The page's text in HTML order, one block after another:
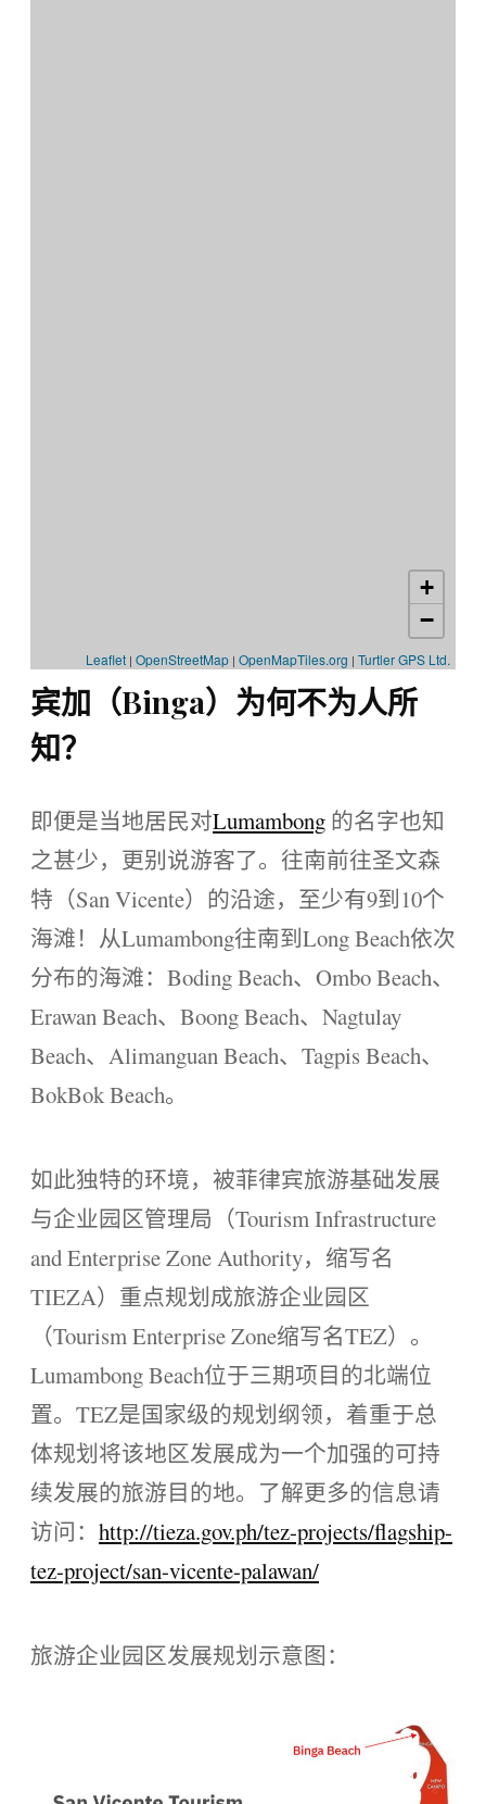
宾加（Binga）为何不为人所
知？
即便是当地居民对Lumambong 的名字也知
之甚少，更别说游客了。往南前往圣文森
特（San Vicente）的沿途，至少有9到10个
海滩！从Lumambong往南到Long Beach依次
分布的海滩：Boding Beach、Ombo Beach、
Erawan Beach、Boong Beach、Nagtulay
Beach、Alimanguan Beach、Tagpis Beach、
BokBok Beach。
如此独特的环境，被菲律宾旅游基础发展
与企业园区管理局（Tourism Infrastructure
and Enterprise Zone Authority，缩写名
TIEZA）重点规划成旅游企业园区
（Tourism Enterprise Zone缩写名TEZ）。
Lumambong Beach位于三期项目的北端位
置。TEZ是国家级的规划纲领，着重于总
体规划将该地区发展成为一个加强的可持
续发展的旅游目的地。了解更多的信息请
访问： http://tieza.gov.ph/tez-projects/flagship-
tez-project/san-vicente-palawan/
旅游企业园区发展规划示意图：